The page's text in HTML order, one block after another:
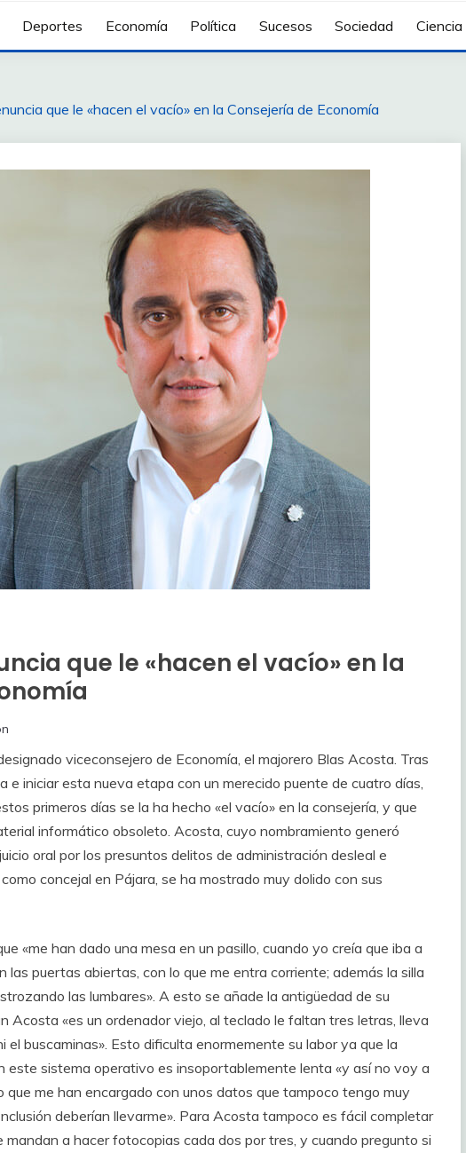
Deportes Economía Política Sucesos Sociedad Ciencia
que le «hacen el vacío» en la Consejería de Economía
que le «hacen el vacío» en la
viceconsejero de Economía, el majorero Blas Acosta. Tras
e iniciar esta nueva etapa con un merecido puente de cuatro días,
primeros días se la ha hecho «el vacío» en la consejería, y que
informático obsoleto. Acosta, cuyo nombramiento generó
oral por los presuntos delitos de administración desleal e
concejal en Pájara, se ha mostrado muy dolido con sus
«me han dado una mesa en un pasillo, cuando yo creía que iba a
las puertas abiertas, con lo que me entra corriente; además la silla
las lumbares». A esto se añade la antigüedad de su
Acosta «es un ordenador viejo, al teclado le faltan tres letras, lleva
buscaminas». Esto dificulta enormemente su labor ya que la
este sistema operativo es insoportablemente lenta «y así no voy a
que me han encargado con unos datos que tampoco tengo muy
deberían llevarme». Para Acosta tampoco es fácil completar
mandan a hacer fotocopias cada dos por tres, y cuando pregunto si